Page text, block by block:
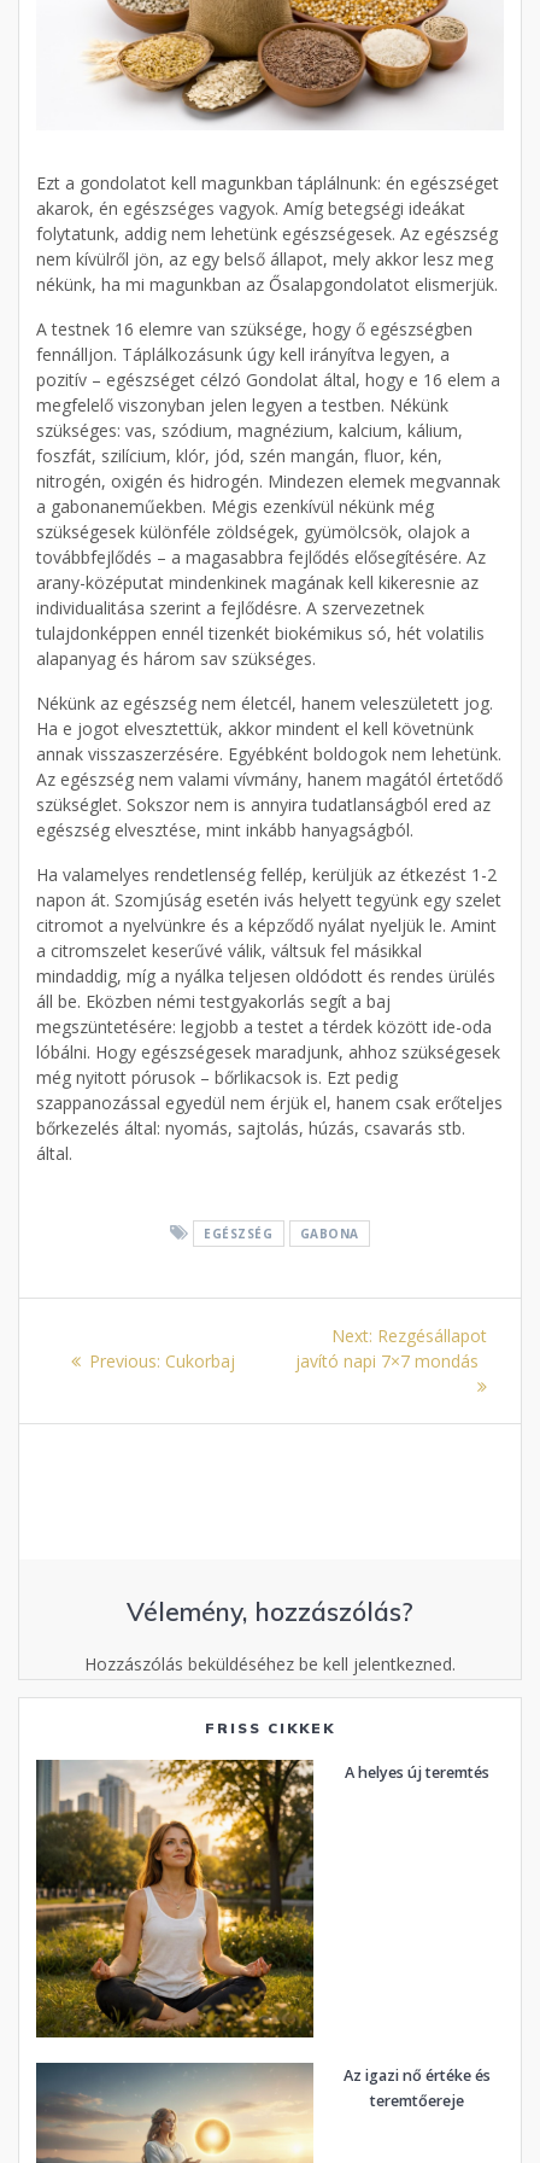
Ezt a gondolatot kell magunkban táplálnunk: én egészséget
akarok, én egészséges vagyok. Amíg betegségi ideákat
folytatunk, addig nem lehetünk egészségesek. Az egészség
nem kívülről jön, az egy belső állapot, mely akkor lesz meg
nékünk, ha mi magunkban az Ősalapgondolatot elismerjük.
A testnek 16 elemre van szüksége, hogy ő egészségben
fennálljon. Táplálkozásunk úgy kell irányítva legyen, a
pozitív – egészséget célzó Gondolat által, hogy e 16 elem a
megfelelő viszonyban jelen legyen a testben. Nékünk
szükséges: vas, szódium, magnézium, kalcium, kálium,
foszfát, szilícium, klór, jód, szén mangán, fluor, kén,
nitrogén, oxigén és hidrogén. Mindezen elemek megvannak
a gabonaneműekben. Mégis ezenkívül nékünk még
szükségesek különféle zöldségek, gyümölcsök, olajok a
továbbfejlődés – a magasabbra fejlődés elősegítésére. Az
arany-középutat mindenkinek magának kell kikeresnie az
individualitása szerint a fejlődésre. A szervezetnek
tulajdonképpen ennél tizenkét biokémikus só, hét volatilis
alapanyag és három sav szükséges.
Nékünk az egészség nem életcél, hanem veleszületett jog.
Ha e jogot elvesztettük, akkor mindent el kell követnünk
annak visszaszerzésére. Egyébként boldogok nem lehetünk.
Az egészség nem valami vívmány, hanem magától értetődő
szükséglet. Sokszor nem is annyira tudatlanságból ered az
egészség elvesztése, mint inkább hanyagságból.
Ha valamelyes rendetlenség fellép, kerüljük az étkezést 1-2
napon át. Szomjúság esetén ivás helyett tegyünk egy szelet
citromot a nyelvünkre és a képződő nyálat nyeljük le. Amint
a citromszelet keserűvé válik, váltsuk fel másikkal
mindaddig, míg a nyálka teljesen oldódott és rendes ürülés
áll be. Eközben némi testgyakorlás segít a baj
megszüntetésére: legjobb a testet a térdek között ide-oda
lóbálni. Hogy egészségesek maradjunk, ahhoz szükségesek
még nyitott pórusok – bőrlikacsok is. Ezt pedig
szappanozással egyedül nem érjük el, hanem csak erőteljes
bőrkezelés által: nyomás, sajtolás, húzás, csavarás stb.
által.
EGÉSZSÉG GABONA
navigáció
Previous: Previous
Cukorbaj
Next: Next
post:
Rezgésállapot
javító napi 7×7 mondás
Vélemény, hozzászólás?
Hozzászólás beküldéséhez be kell jelentkezned.
FRISS CIKKEK
A helyes új teremtés
Az igazi nő értéke és
teremtőereje